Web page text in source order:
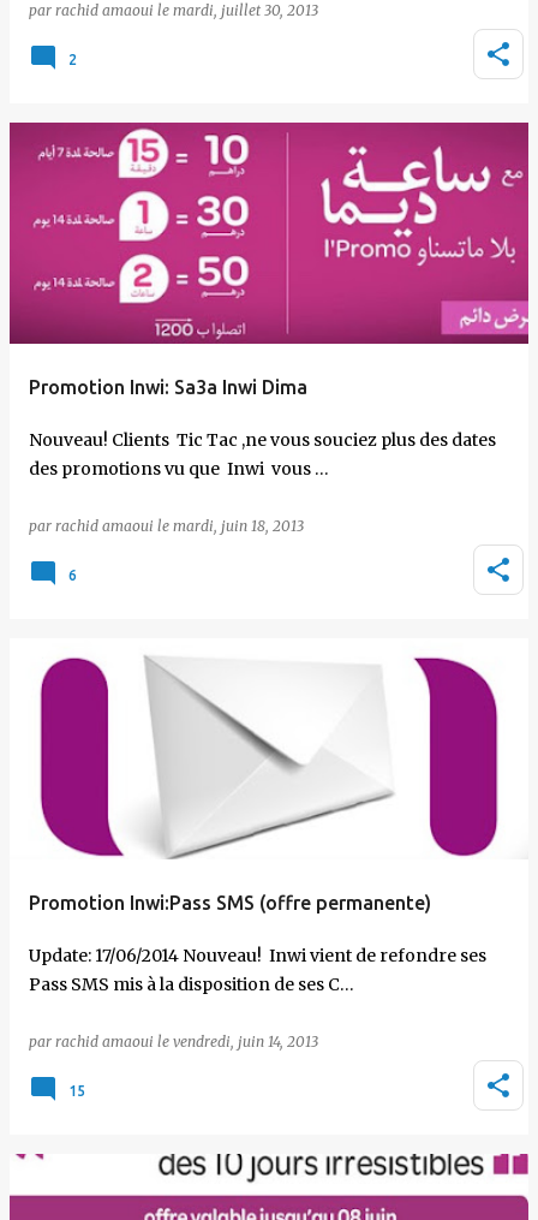
par rachid amaoui le mardi, juillet 30, 2013
2
Promotion Inwi: Sa3a Inwi Dima
Nouveau! Clients Tic Tac ,ne vous souciez plus des dates
des promotions vu que Inwi vous …
par rachid amaoui le mardi, juin 18, 2013
6
Promotion Inwi:Pass SMS (offre permanente)
Update: 17/06/2014 Nouveau! Inwi vient de refondre ses
Pass SMS mis à la disposition de ses C…
par rachid amaoui le vendredi, juin 14, 2013
15